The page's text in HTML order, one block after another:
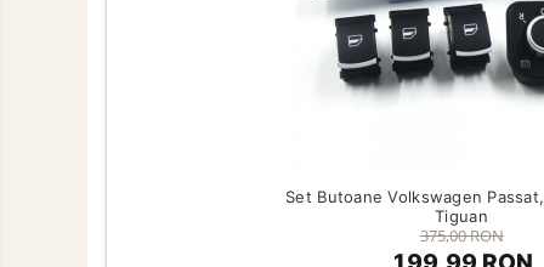
Set Butoane Volkswagen
Tiguan
375,00 RON